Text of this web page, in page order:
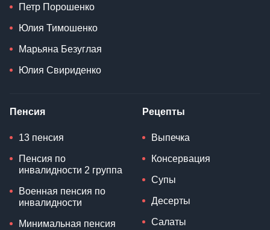
Петр Порошенко
Юлия Тимошенко
Марьяна Безуглая
Юлия Свириденко
Пенсия
13 пенсия
Пенсия по
инвалидности 2 группа
Военная пенсия по
инвалидности
Минимальная пенсия
Рецепты
Выпечка
Консервация
Супы
Десерты
Салаты